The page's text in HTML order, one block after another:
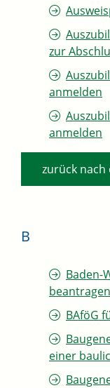
zur
anmelden
anmelden
zurück nach
B
Baden-
beantragen
BAföG
einer